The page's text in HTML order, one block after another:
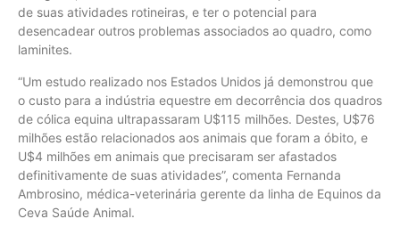
de suas atividades rotineiras, e ter o potencial para
desencadear outros problemas associados ao quadro, como
laminites.
“Um estudo realizado nos Estados Unidos já demonstrou que
o custo para a indústria equestre em decorrência dos quadros
de cólica equina ultrapassaram U$115 milhões. Destes, U$76
milhões estão relacionados aos animais que foram a óbito, e
U$4 milhões em animais que precisaram ser afastados
definitivamente de suas atividades”, comenta Fernanda
Ambrosino, médica-veterinária gerente da linha de Equinos da
Ceva Saúde Animal.